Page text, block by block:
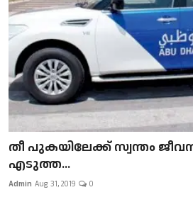
​​​​​​​തീ പുകയിലേക്ക് സ്വന്തം
എടുത്ത...
Admin Aug 31, 2019 0